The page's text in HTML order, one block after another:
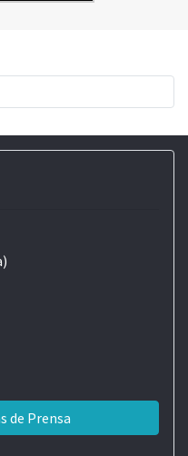
de Prensa